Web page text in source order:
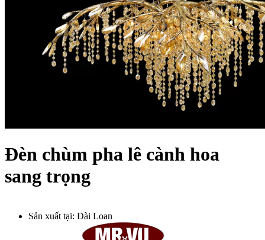
Đèn chùm pha lê cành hoa
sang trọng
Sản xuất tại: Đài Loan